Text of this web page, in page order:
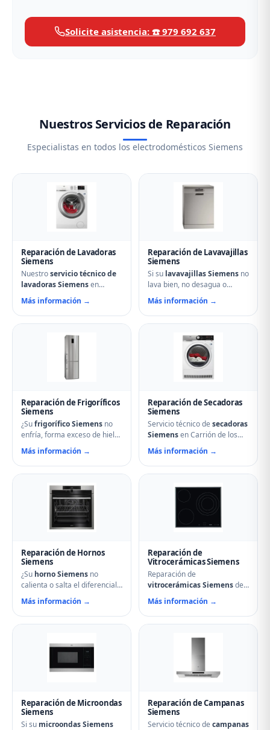
Solicite asistencia: ☎️ 979 692 637
Nuestros Servicios de Reparación
Especialistas en todos los electrodomésticos Siemens
Reparación de Lavadoras
Siemens
Nuestroservicio técnico de
lavadoras Siemensen
Carrión de los Condes
soluciona cualquier avería:
problemas de centrifugado,
anormales, fallos en el
desagüe. Técnicos
especializados con repuestos
originales Siemens y
Más información →
Reparación de Lavavajillas
Siemens
Si su lavavajillas Siemens no
lava bien, no desagua o
muestra errores en el display,
nuestro servicio técnico en
Carrión de los Condes puede
aspersores obstruidos,
bombas de desagüe,
problemas de secado y fallos
electrónicos con piezas
Más información →
Reparación de Frigoríficos
Siemens
¿Sufrigorífico Siemens no
enfría, forma exceso de hielo
o hace ruidos extraños?
Nuestros técnicos en Carrión
de los Condes reparan
sistemas No Frost, fugas de
gas refrigerante y problemas
de descarche. Servicio
urgente para evitar pérdida
de alimentos.
Más información →
Reparación de Secadoras
Siemens
Servicio técnico de secadoras
Siemensen Carrión de los
Condes. Reparamos
problemas de calentamiento,
tambor que no gira,
condensadores averiados y
fallos en el secado.
Mantenimiento preventivo y
limpieza de filtros incluido en
Más información →
Reparación de Hornos
Siemens
¿Su horno Siemens no
calienta o salta el diferencial?
Nuestro servicio técnico en
Carrión de los Condes repara
resistencias, ventiladores,
Especialistas en hornos
multifunción, pirolíticos y de
vapor Siemens.
Más información →
Reparación de
Vitrocerámicas Siemens
Reparación de
vitrocerámicas Siemensde
inducción y de cocción en
Carrión de los Condes.
Solucionamos fuegos que no
mandos que no responden,
fallos en módulos de
inducción y problemas de
regulación de temperatura.
Más información →
Reparación de Microondas
Siemens
Si su microondas Siemens
Reparación de Campanas
Siemens
Servicio técnico de campanas